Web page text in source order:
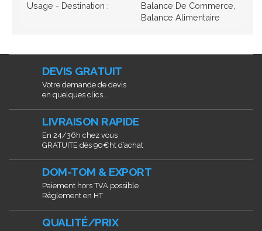
Usage - Destination :
Balance De Commerce,
Balance Alimentaire
DEVIS GRATUIT
Votre demande de devis
en quelques clics...
LIVRAISON RAPIDE
En 24/36h chez vous
GRATUITE dès 90€ht d’achat
DOM-TOM & EXPORT
Paiement hors TVA possible
Règlement en HT
QUALITÉ/PRIX